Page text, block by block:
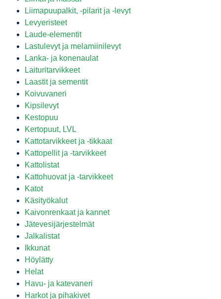
Liimapuupalkit, -pilarit ja -levyt
Levyeristeet
Laude-elementit
Lastulevyt ja melamiinilevyt
Lanka- ja konenaulat
Laituritarvikkeet
Laastit ja sementit
Koivuvaneri
Kipsilevyt
Kestopuu
Kertopuut, LVL
Kattotarvikkeet ja -tikkaat
Kattopellit ja -tarvikkeet
Kattolistat
Kattohuovat ja -tarvikkeet
Katot
Käsityökalut
Kaivonrenkaat ja kannet
Jätevesijärjestelmät
Jalkalistat
Ikkunat
Höylätty
Helat
Havu- ja katevaneri
Harkot ja pihakivet